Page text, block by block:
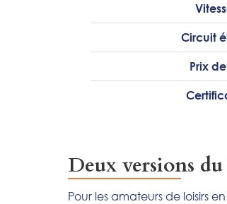
Circuit
Prix
Deux versions
Pour les amateurs de loisirs